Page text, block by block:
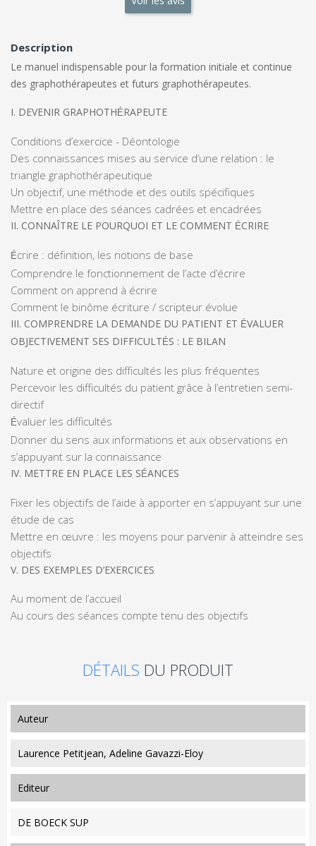
Description
Le manuel indispensable pour la formation initiale et continue
des graphothérapeutes et futurs graphothérapeutes.
I. DEVENIR GRAPHOTHÉRAPEUTE
Conditions d’exercice - Déontologie
Des connaissances mises au service d’une relation : le
triangle graphothérapeutique
Un objectif, une méthode et des outils spécifiques
Mettre en place des séances cadrées et encadrées
II. CONNAÎTRE LE POURQUOI ET LE COMMENT ÉCRIRE
Écrire : définition, les notions de base
Comprendre le fonctionnement de l’acte d’écrire
Comment on apprend à écrire
Comment le binôme écriture / scripteur évolue
III. COMPRENDRE LA DEMANDE DU PATIENT ET ÉVALUER
OBJECTIVEMENT SES DIFFICULTÉS : LE BILAN
Nature et origine des difficultés les plus fréquentes
Percevoir les difficultés du patient grâce à l’entretien semi-
directif
Évaluer les difficultés
Donner du sens aux informations et aux observations en
s’appuyant sur la connaissance
IV. METTRE EN PLACE LES SÉANCES
Fixer les objectifs de l’aide à apporter en s’appuyant sur une
étude de cas
Mettre en œuvre : les moyens pour parvenir à atteindre ses
objectifs
V. DES EXEMPLES D’EXERCICES
Au moment de l’accueil
Au cours des séances compte tenu des objectifs
DÉTAILS DU PRODUIT
auteur
Laurence Petitjean, Adeline Gavazzi-Eloy
editeur
DE BOECK SUP